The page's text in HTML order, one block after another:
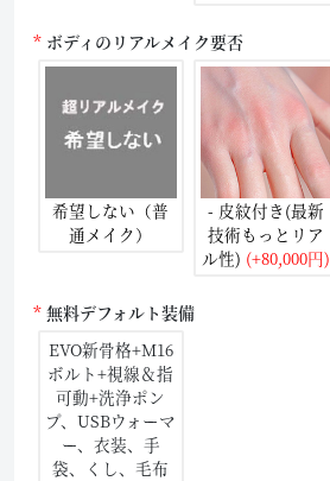
ボディのリアルメイク要否
希望しない（普
通メイク）
- 皮紋付き(最新
技術もっとリア
ル性) (+80,000円)
無料デフォルト装備
EVO新骨格+M16
ボルト+視線＆指
可動+洗浄ポン
プ、USBウォーマ
ー、衣装、手
袋、くし、毛布